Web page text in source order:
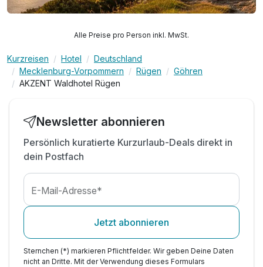
Alle Preise pro Person inkl. MwSt.
Kurzreisen Hotel
Deutschland
Mecklenburg-Vorpommern
Rügen
Göhren
AKZENT Waldhotel Rügen
Newsletter abonnieren
Persönlich kuratierte Kurzurlaub-Deals direkt in
dein Postfach
E-Mail-Adresse*
Jetzt abonnieren
Sternchen (*) markieren Pflichtfelder. Wir geben Deine Daten
nicht an Dritte. Mit der Verwendung dieses Formulars